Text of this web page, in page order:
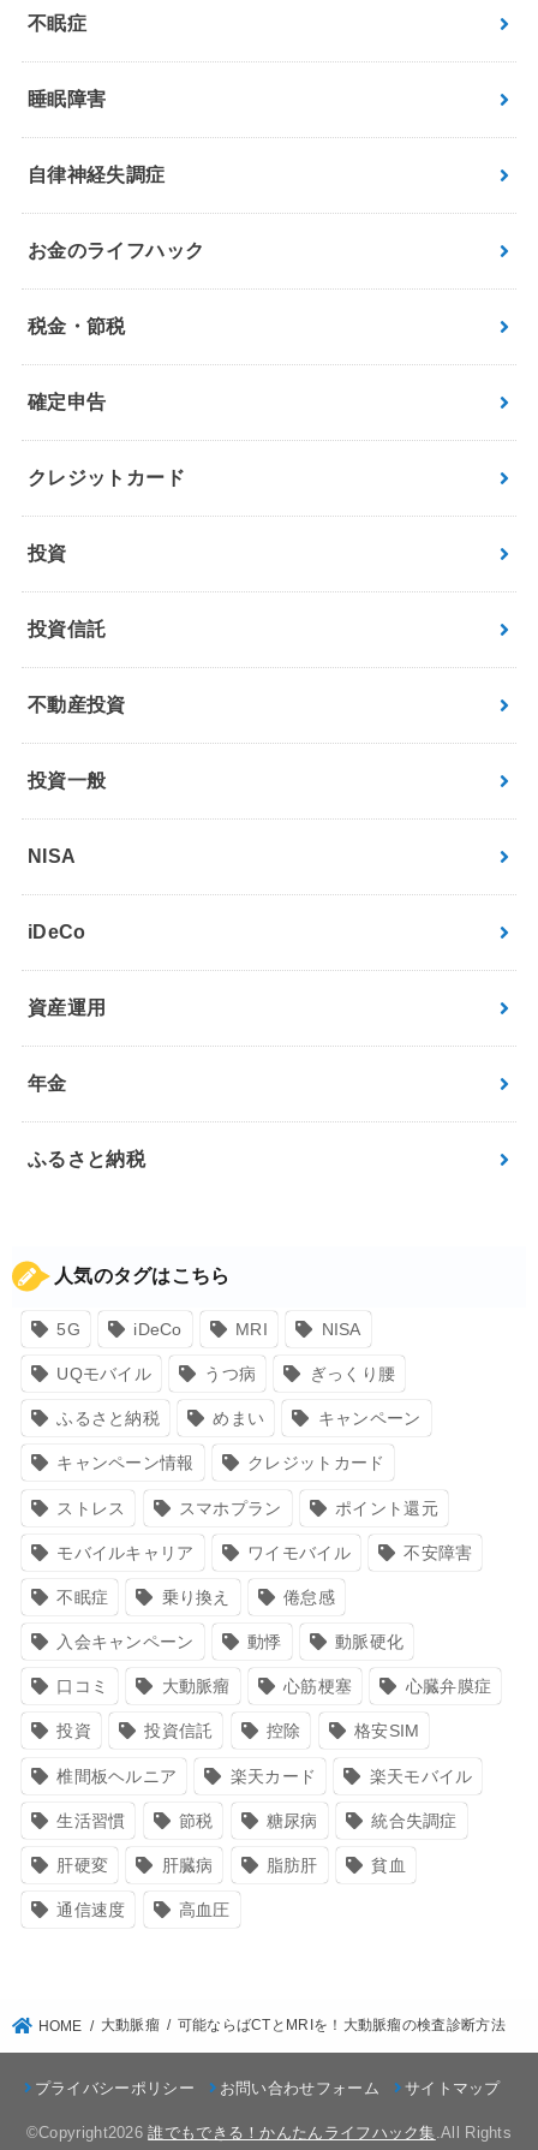
不眠症
睡眠障害
自律神経失調症
お金のライフハック
税金・節税
確定申告
クレジットカード
投資
投資信託
不動産投資
投資一般
NISA
iDeCo
資産運用
年金
ふるさと納税
人気のタグはこちら
5G iDeCo MRI NISA
UQモバイル うつ病 ぎっくり腰
ふるさと納税 めまい キャンペーン
キャンペーン情報 クレジットカード
ストレス スマホプラン ポイント還元
モバイルキャリア ワイモバイル 不安障害
不眠症 乗り換え 倦怠感
入会キャンペーン 動悸 動脈硬化
口コミ 大動脈瘤 心筋梗塞 心臓弁膜症
投資 投資信託 控除 格安SIM
椎間板ヘルニア 楽天カード 楽天モバイル
生活習慣 節税 糖尿病 統合失調症
肝硬変 肝臓病 脂肪肝 貧血
通信速度 高血圧
HOME 大動脈瘤 可能ならばCTとMRIを！大動脈瘤の検査診断方法
プライバシーポリシー お問い合わせフォーム サイトマップ
©Copyright2026誰でもできる！かんたんライフハック集 .All Rights